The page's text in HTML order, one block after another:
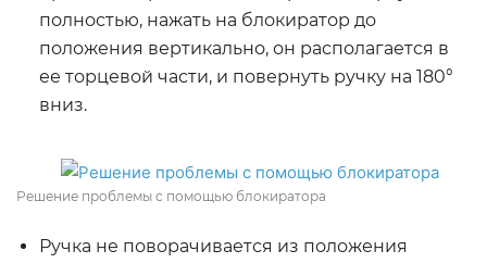
полностью, нажать на блокиратор до
положения вертикально, он располагается в
ее торцевой части, и повернуть ручку на 180°
вниз.
Решение проблемы с помощью блокиратора
Ручка не поворачивается из положения